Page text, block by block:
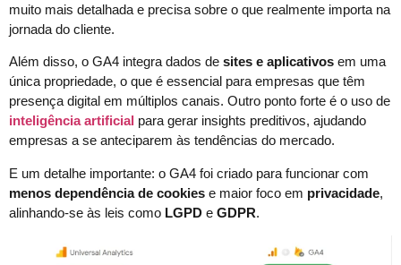
muito mais detalhada e precisa sobre o que realmente importa na
jornada do cliente.
Além disso, o GA4 integra dados de sites e aplicativos em uma
única propriedade, o que é essencial para empresas que têm
presença digital em múltiplos canais. Outro ponto forte é o uso de
inteligência artificial para gerar insights preditivos, ajudando
empresas a se anteciparem às tendências do mercado.
E um detalhe importante: o GA4 foi criado para funcionar com
menos dependência de cookies e maior foco em privacidade,
alinhando-se às leis como LGPD e GDPR.